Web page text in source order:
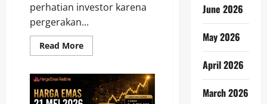
perhatian investor karena
pergerakan...
Read MoreRead
more
Emas
Hari
Ini
June 2026
May 2026
April 2026
March 2026